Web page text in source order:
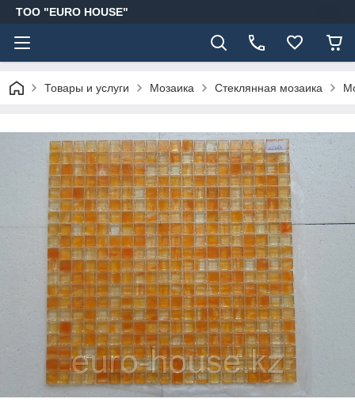
ТОО "EURO HOUSE"
Товары и услуги Мозаика Стеклянная мозаика